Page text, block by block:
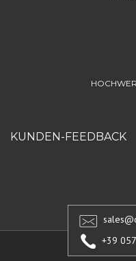
KUNDEN-FEEDBACK
+39